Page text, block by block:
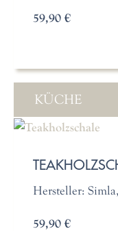
59,90 €
KÜCHE
Hersteller:
59,90 €